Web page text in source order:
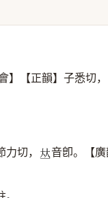
】【正韻】子悉切，
切， 𠀤音卽。【